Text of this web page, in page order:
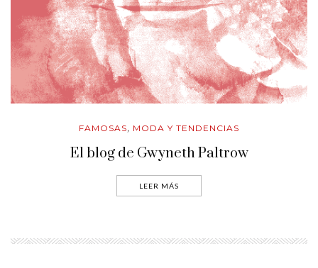
FAMOSAS, MODA Y TENDENCIAS
El blog de Gwyneth Paltrow
LEER MÁS